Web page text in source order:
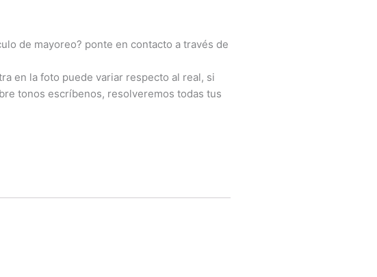
de mayoreo? ponte en contacto a través de
en la foto puede variar respecto al real, si
tonos escríbenos, resolveremos todas tus